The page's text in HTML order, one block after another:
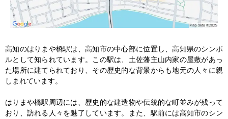
高知のはりまや橋駅は、高知市の中心部に位置し、高知県のシンボ
ルとして知られています。この駅は、土佐藩主山内家の屋敷があっ
た場所に建てられており、その歴史的な背景からも地元の人々に親
しまれています。
はりまや橋駅周辺には、歴史的な建造物や伝統的な町並みが残って
おり、訪れる人々を魅了しています。また、駅前には高知市のシン